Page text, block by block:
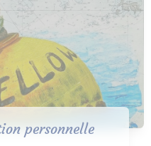
personnelle